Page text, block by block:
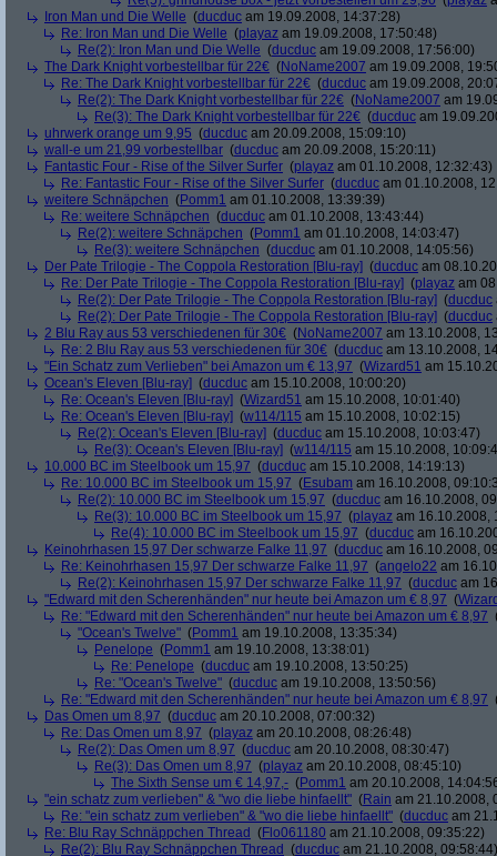
Iron Man und Die Welle (ducduc am 19.09.2008, 14:37:28)
Re: Iron Man und Die Welle (playaz am 19.09.2008, 17:50:48)
Re(2): Iron Man und Die Welle (ducduc am 19.09.2008, 17:56:00)
The Dark Knight vorbestellbar für 22€ (NoName2007 am 19.09.2008,
Re: The Dark Knight vorbestellbar für 22€ (ducduc am 19.09.2008,
Re(2): The Dark Knight vorbestellbar für 22€ (NoName2007 am
Re(3): The Dark Knight vorbestellbar für 22€ (ducduc am
uhrwerk orange um 9,95 (ducduc am 20.09.2008, 15:09:10)
wall-e um 21,99 vorbestellbar (ducduc am 20.09.2008, 15:20:11)
Fantastic Four - Rise of the Silver Surfer (playaz am 01.10.2008, 12:32:43)
Re: Fantastic Four - Rise of the Silver Surfer (ducduc am 01.10.2008,
weitere Schnäpchen (Pomm1 am 01.10.2008, 13:39:39)
Re: weitere Schnäpchen (ducduc am 01.10.2008, 13:43:44)
Re(2): weitere Schnäpchen (Pomm1 am 01.10.2008, 14:03:47)
Re(3): weitere Schnäpchen (ducduc am 01.10.2008, 14:05:56)
Der Pate Trilogie - The Coppola Restoration [Blu-ray] (ducduc am
Re: Der Pate Trilogie - The Coppola Restoration [Blu-ray] (playaz am
Re(2): Der Pate Trilogie - The Coppola Restoration [Blu-ray] (ducduc
Re(2): Der Pate Trilogie - The Coppola Restoration [Blu-ray] (ducduc
2 Blu Ray aus 53 verschiedenen für 30€ (NoName2007 am 13.10.2008,
Re: 2 Blu Ray aus 53 verschiedenen für 30€ (ducduc am 13.10.2008,
"Ein Schatz zum Verlieben" bei Amazon um € 13,97 (Wizard51 am
Ocean's Eleven [Blu-ray] (ducduc am 15.10.2008, 10:00:20)
Re: Ocean's Eleven [Blu-ray] (Wizard51 am 15.10.2008, 10:01:40)
Re: Ocean's Eleven [Blu-ray] (w114/115 am 15.10.2008, 10:02:15)
Re(2): Ocean's Eleven [Blu-ray] (ducduc am 15.10.2008, 10:03:47)
Re(3): Ocean's Eleven [Blu-ray] (w114/115 am 15.10.2008,
10.000 BC im Steelbook um 15,97 (ducduc am 15.10.2008, 14:19:13)
Re: 10.000 BC im Steelbook um 15,97 (Esubam am 16.10.2008,
Re(2): 10.000 BC im Steelbook um 15,97 (ducduc am 16.10.2008,
Re(3): 10.000 BC im Steelbook um 15,97 (playaz am 16.10.2008,
Re(4): 10.000 BC im Steelbook um 15,97 (ducduc am
Keinohrhasen 15,97 Der schwarze Falke 11,97 (ducduc am 16.10.2008,
Re: Keinohrhasen 15,97 Der schwarze Falke 11,97 (angelo22 am
Re(2): Keinohrhasen 15,97 Der schwarze Falke 11,97 (ducduc am
"Edward mit den Scherenhänden" nur heute bei Amazon um € 8,97 (
Re: "Edward mit den Scherenhänden" nur heute bei Amazon um € 8,97
"Ocean's Twelve" (Pomm1 am 19.10.2008, 13:35:34)
Penelope (Pomm1 am 19.10.2008, 13:38:01)
Re: Penelope (ducduc am 19.10.2008, 13:50:25)
Re: "Ocean's Twelve" (ducduc am 19.10.2008, 13:50:56)
Re: "Edward mit den Scherenhänden" nur heute bei Amazon um € 8,97
Das Omen um 8,97 (ducduc am 20.10.2008, 07:00:32)
Re: Das Omen um 8,97 (playaz am 20.10.2008, 08:26:48)
Re(2): Das Omen um 8,97 (ducduc am 20.10.2008, 08:30:47)
Re(3): Das Omen um 8,97 (playaz am 20.10.2008, 08:45:10)
The Sixth Sense um € 14,97,- (Pomm1 am 20.10.2008,
"ein schatz zum verlieben" & "wo die liebe hinfaellt" (Rain am 21.10.2008,
Re: "ein schatz zum verlieben" & "wo die liebe hinfaellt" (ducduc am
Re: Blu Ray Schnäppchen Thread (Flo061180 am 21.10.2008, 09:35:22)
Re(2): Blu Ray Schnäppchen Thread (ducduc am 21.10.2008, 09:58:44)